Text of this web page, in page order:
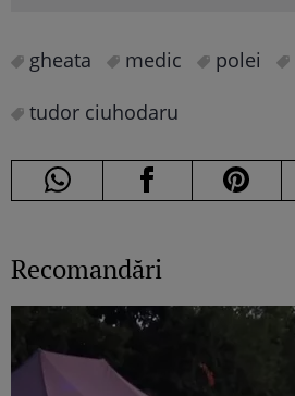
gheata medic polei
tudor ciuhodaru
Recomandări